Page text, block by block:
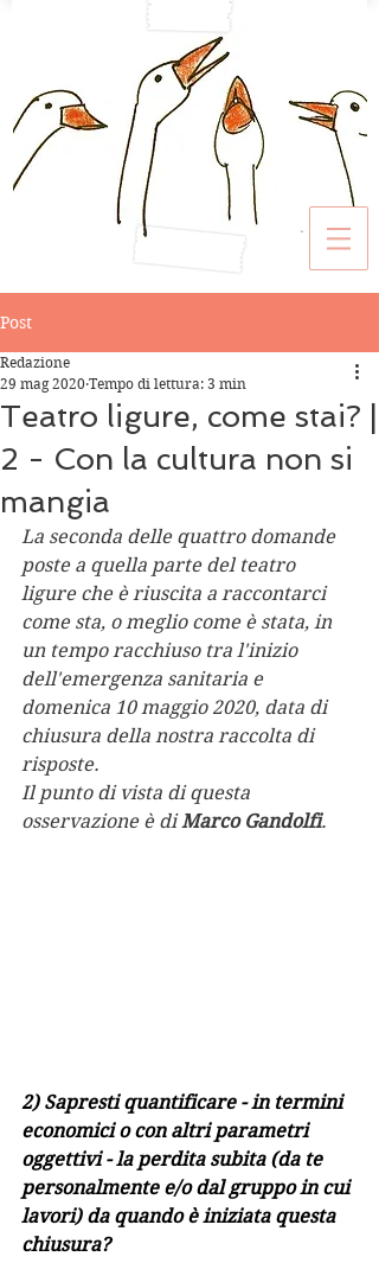
Post
Teatro ligure, come stai? |
2 - Con la cultura non si
mangia
Redazione
29 mag 2020 Tempo di lettura: 3 min
La seconda delle quattro domande
poste a quella parte del teatro
ligure che è riuscita a raccontarci
come sta, o meglio come è stata, in
un tempo racchiuso tra l'inizio
dell'emergenza sanitaria e
domenica 10 maggio 2020, data di
chiusura della nostra raccolta di
risposte.
Il punto di vista di questa
osservazione è di Marco Gandolfi.
2) Sapresti quantificare - in termini
economici o con altri parametri
oggettivi - la perdita subita (da te
personalmente e/o dal gruppo in cui
lavori) da quando è iniziata questa
chiusura?